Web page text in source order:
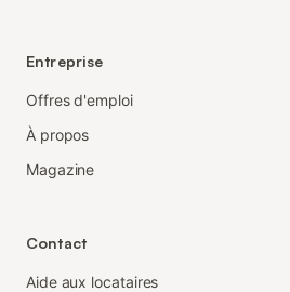
Entreprise
Offres d'emploi
À propos
Magazine
Contact
Aide aux locataires